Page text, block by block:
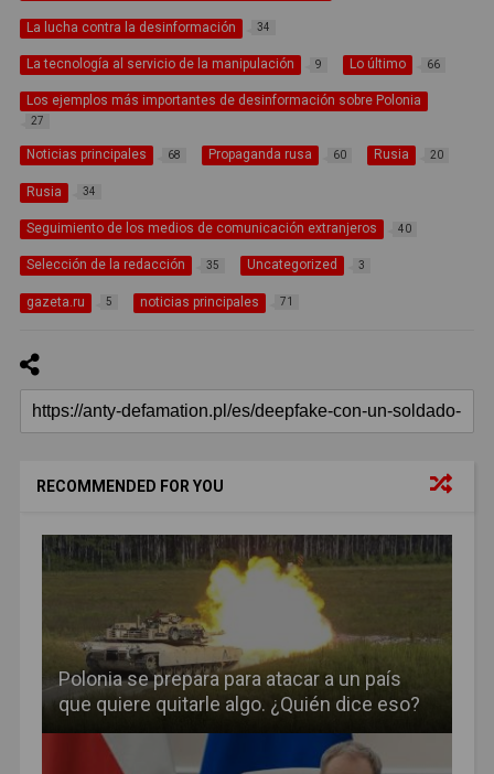
La lucha contra la desinformación 34
La tecnología al servicio de la manipulación 9 Lo último 66
Los ejemplos más importantes de desinformación sobre Polonia
27
Noticias principales 68 Propaganda rusa 60 Rusia 20
Rusia 34
Seguimiento de los medios de comunicación extranjeros 40
Selección de la redacción 35 Uncategorized 3
gazeta.ru 5 noticias principales 71
RECOMMENDED FOR YOU
Polonia se prepara para atacar a un país
que quiere quitarle algo. ¿Quién dice eso?